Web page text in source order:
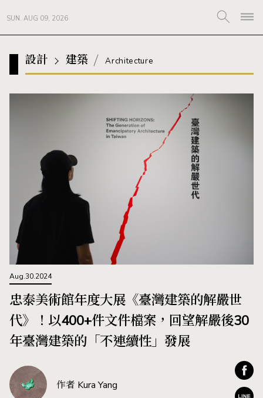
SUN. AUG 09, 2026
設計 建築 Architecture
Aug.30.2024
忠泰美術館年度大展《臺灣建築的解嚴世
代》！以400+件文件檔案，回望解嚴後30
年臺灣建築的「不連續性」發展
作者 Kura Yang